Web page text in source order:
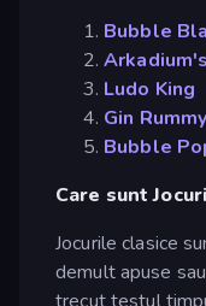
Bubble
Ludo King
Gin
Bubble
Care sunt
Jocurile clasice
demult apuse